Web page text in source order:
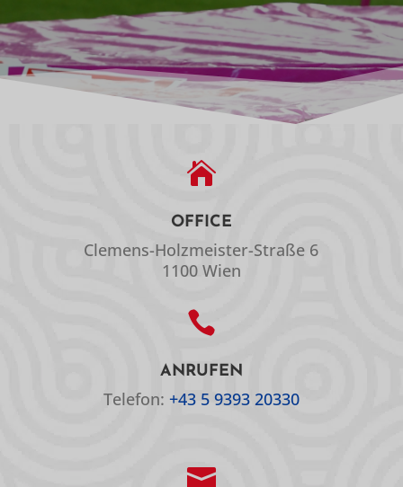

OFFICE
Clemens-Holzmeister-Straße 6
1100 Wien

ANRUFEN
Telefon: +43 5 9393 20330
